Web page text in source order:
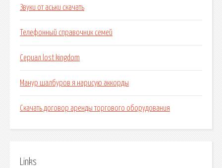
Звуки от аськи скачать
Телефонный справочник семей
Сериал lost kingdom
Манур шалбуров я нарисую аккорды
Скачать договор аренды торгового оборудования
Links